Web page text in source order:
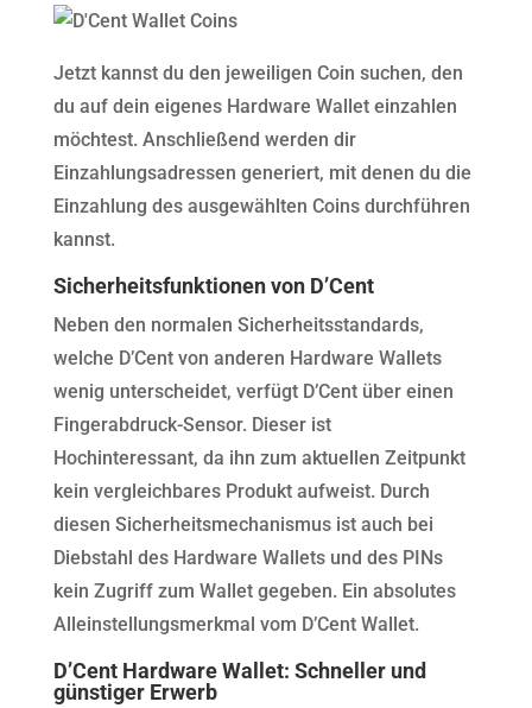
Jetzt kannst du den jeweiligen Coin suchen, den
du auf dein eigenes Hardware Wallet einzahlen
möchtest. Anschließend werden dir
Einzahlungsadressen generiert, mit denen du die
Einzahlung des ausgewählten Coins durchführen
kannst.
Sicherheitsfunktionen von D’Cent
Neben den normalen Sicherheitsstandards,
welche D’Cent von anderen Hardware Wallets
wenig unterscheidet, verfügt D’Cent über einen
Fingerabdruck-Sensor. Dieser ist
Hochinteressant, da ihn zum aktuellen Zeitpunkt
kein vergleichbares Produkt aufweist. Durch
diesen Sicherheitsmechanismus ist auch bei
Diebstahl des Hardware Wallets und des PINs
kein Zugriff zum Wallet gegeben. Ein absolutes
Alleinstellungsmerkmal vom D’Cent Wallet.
D’Cent Hardware Wallet: Schneller und
günstiger Erwerb